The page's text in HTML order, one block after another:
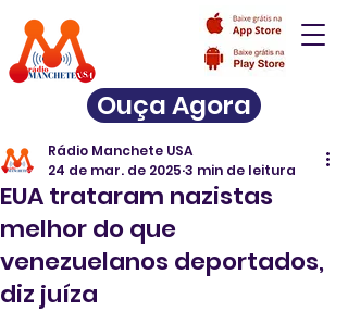
Ouça Agora
EUA trataram nazistas
melhor do que
venezuelanos deportados,
diz juíza
Rádio Manchete USA
24 de mar. de 2025 3 min de leitura